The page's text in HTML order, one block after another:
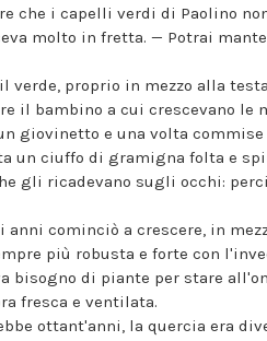
che i capelli verdi di Paolino
molto in fretta. — Potrai
verde, proprio in mezzo alla
il bambino a cui crescevano le
giovinetto e una volta
un ciuffo di gramigna folta e
gli ricadevano sugli occhi:
anni cominciò a crescere, in
più robusta e forte con
bisogno di piante per stare
fresca e ventilata.
ottant'anni, la quercia era